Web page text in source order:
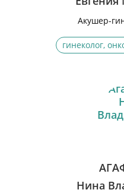
Акушер-
гинеколог,
Нина